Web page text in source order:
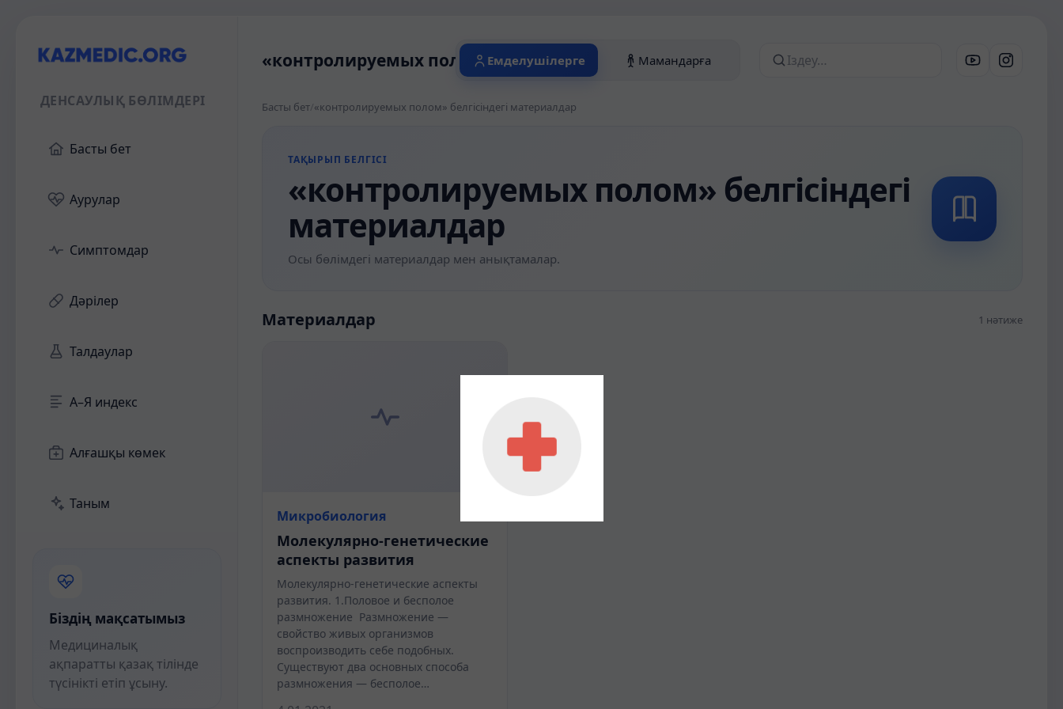
ДЕНСАУЛЫҚ БӨЛІМДЕРІ
Басты бет
Аурулар
Симптомдар
Дәрілер
Талдаулар
А–Я индекс
Алғашқы көмек
Таным
Біздің мақсатымыз
Медициналық
ақпаратты қазақ тілінде
түсінікті етіп ұсыну.
«контролируемых полом» белгісіндегі материалдар
Емделушілерге Мамандарға Сайттан іздеу
Басты бет/«контролируемых полом» белгісіндегі материалдар
ТАҚЫРЫП БЕЛГІСІ
«контролируемых полом» белгісіндегі
материалдар
Осы бөлімдегі материалдар мен анықтамалар.
Материалдар 1 нәтиже
Микробиология
Молекулярно-генетические
аспекты развития
Молекулярно-генетические аспекты
развития. 1.Половое и бесполое
размножение Размножение —
свойство живых организмов
воспроизводить себе подобных.
Существуют два основных способа
размножения — бесполое…